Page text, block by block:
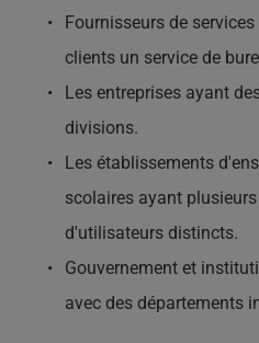
Fournisseurs de
clients un service de
Les entreprises ayant
divisions.
Les établissements
scolaires ayant
d'utilisateurs distincts.
Gouvernement et
avec des départements